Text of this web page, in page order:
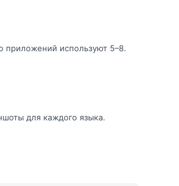
приложений используют 5–8.
для каждого языка.